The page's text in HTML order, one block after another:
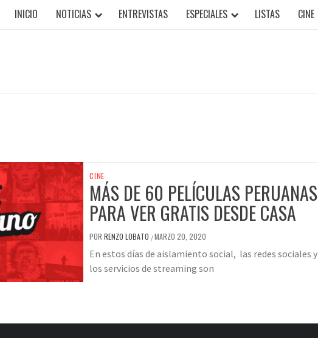
INICIO NOTICIAS ENTREVISTAS ESPECIALES LISTAS CINE
CINE
MÁS DE 60 PELÍCULAS PERUANAS
PARA VER GRATIS DESDE CASA
POR RENZO LOBATO /MARZO 20, 2020
En estos días de aislamiento social, las redes sociales y
los servicios de streaming son